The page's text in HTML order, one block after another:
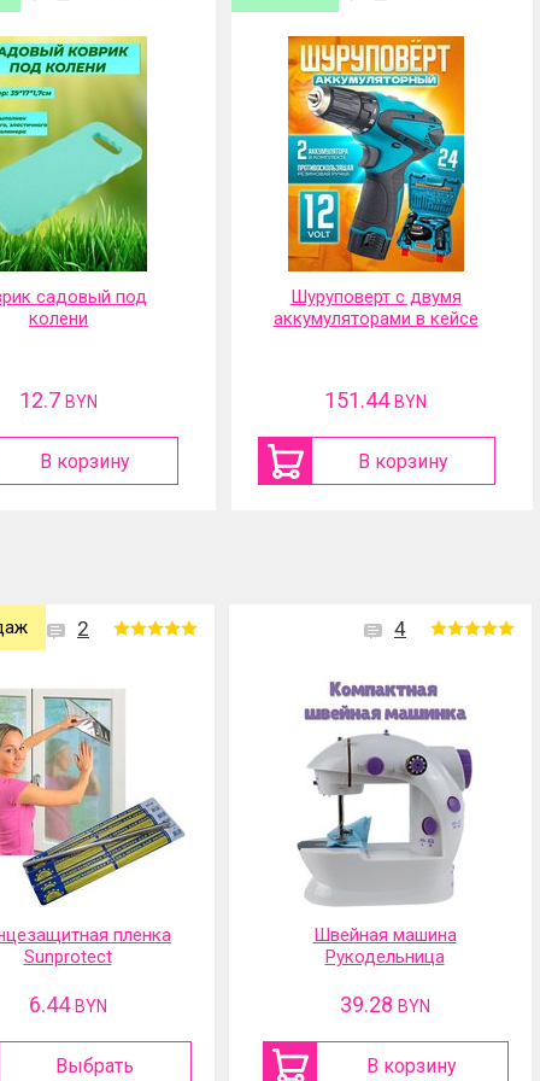
садовый под
колени
12.7 BYN
В корзину
Шуруповерт с двумя
аккумуляторами в кейсе
151.44BYN
В корзину
2
пленка
Sunprotect
6.44 BYN
Выбрать
4
Швейная машина
Рукодельница
39.28 BYN
В корзину